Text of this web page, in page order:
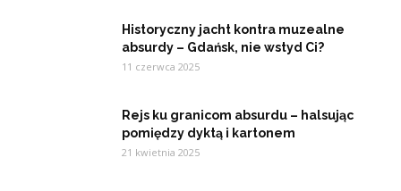
Historyczny jacht kontra muzealne
absurdy – Gdańsk, nie wstyd Ci?
11 czerwca 2025
Rejs ku granicom absurdu – halsując
pomiędzy dyktą i kartonem
21 kwietnia 2025